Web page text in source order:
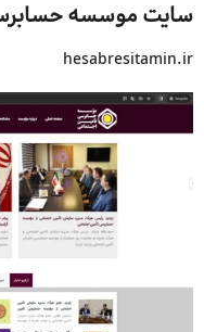
سایت موسسه
hesabresitamin.ir